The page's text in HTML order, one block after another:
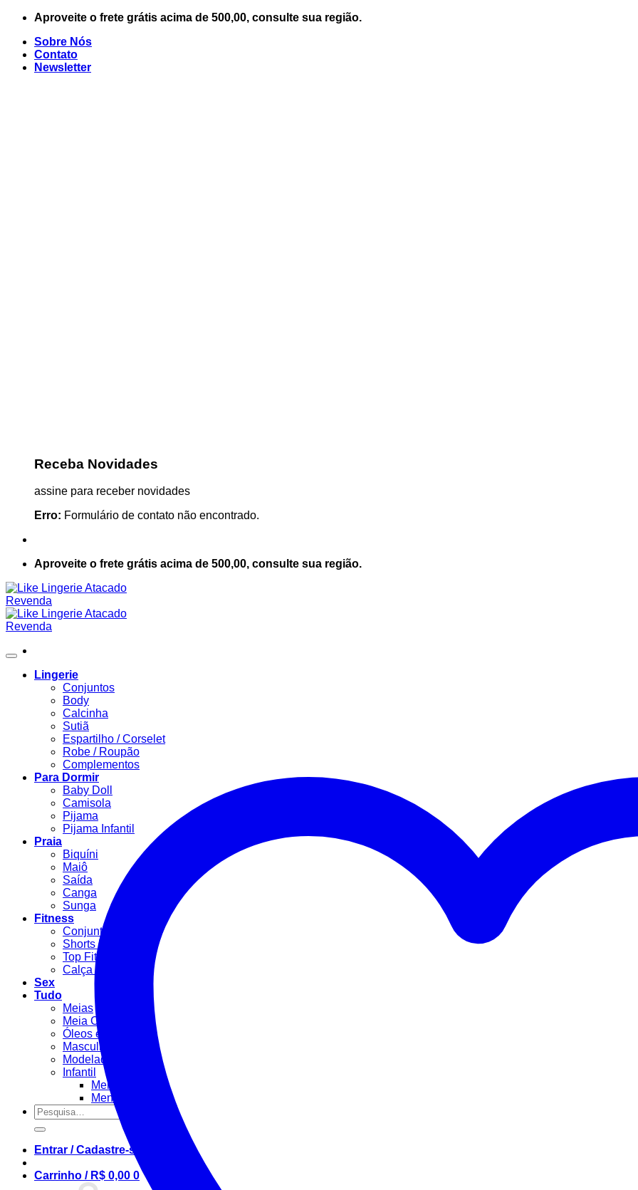
Skip
content
Aproveite o frete grátis acima de 500,00, consulte sua região.
Sobre Nós
Contato
Newsletter
Receba Novidades
assine para receber novidades
Erro: Formulário de contato não encontrado.
Aproveite o frete grátis acima de 500,00, consulte sua região.
Lingerie
Conjuntos
Body
Calcinha
Sutiã
Espartilho / Corselet
Robe / Roupão
Complementos
Para Dormir
Baby Doll
Camisola
Pijama
Pijama Infantil
Praia
Biquíni
Maiô
Saída
Canga
Sunga
Fitness
Conjunto Fitness
Shorts Fitness
Top Fitness
Calça Fitness
Sex
Tudo
Meias
Meia Calça / Fina
Óleos e Géis
Masculino
Modeladora
Infantil
Menino
Menina
Pesquisar
por:
Entrar / Cadastre-se
Carrinho / R$ 0,00 0